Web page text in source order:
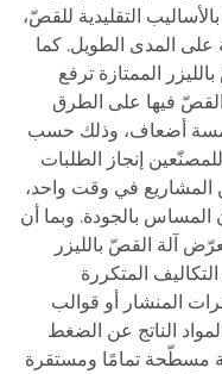
التقليدية للقصّ،
على المدى الطويل. كما
الممتازة ترفع
القصّ فيها على الطرق
وخمسة أضعاف، وذلك حسب
إنجاز الطلبات
المشاريع في وقت واحد،
المساس بالجودة. وبما أن
آلة القصّ بالليزر
المتكررة
المنشار أو قوالب
الناتج عن الضغط
مسطّحة تمامًا ومستقرة